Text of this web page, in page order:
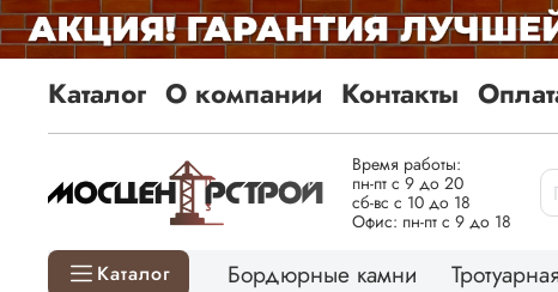
Каталог О компании Контакты
Время работы:
пн-пт с 9 до 20
сб-вс с 10 до 18
Офис: пн-пт с 9 до 18
Каталог Бордюрные камни